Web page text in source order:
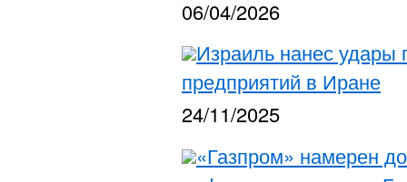
06/04/2026
Израиль нанес удары
предприятий в Иране
24/11/2025
«Газпром» намерен